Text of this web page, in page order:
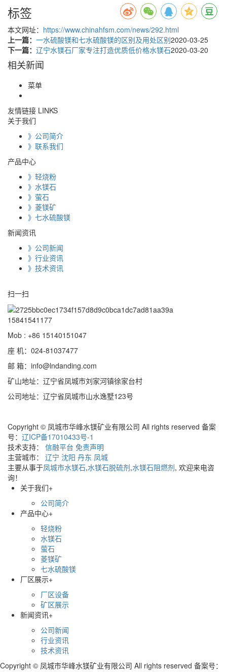
标签
本文网址： https://www.chinahfsm.com/news/292.html
上一篇： 一水硫酸镁和七水硫酸镁的区别及用处区别2020-03-25
下一篇： 辽宁水镁石厂家专注打造优质低价格水镁石2020-03-20
相关新闻
菜单
友情链接 LINKS
关于我们
》公司简介
》联系我们
产品中心
》轻烧粉
》水镁石
》萤石
》菱镁矿
》七水硫酸镁
新闻资讯
》公司新闻
》行业资讯
》技术资讯
扫一扫
15841541177
Mob : +86 15140151047
座 机：024-81037477
邮 箱：info@lndanding.com
矿山地址：辽宁省凤城市刘家河镇徐家台村
公司地址：辽宁省凤城市山水逸墅123号
Copyright © 凤城市华峰水镁矿业有限公司 All rights reserved 备案
号： 辽ICP备17010433号-1
技术支持： 信融平台 免责声明
主营城市： 辽宁 沈阳 丹东 凤城
主要从事于凤城市水镁石,水镁石脱硫剂,水镁石阻燃剂, 欢迎来电咨
询！
关于我们+
公司简介
产品中心+
轻烧粉
水镁石
萤石
菱镁矿
七水硫酸镁
厂区展示+
厂区设备
矿区展示
新闻资讯+
公司新闻
行业资讯
技术资讯
Copyright © 凤城市华峰水镁矿业有限公司 All rights reserved 备案号：